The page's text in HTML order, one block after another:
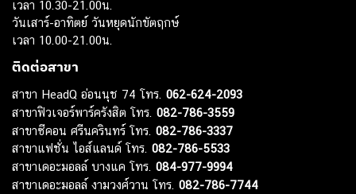
เวลา 10.30-21.00น.
วันเสาร์-อาทิตย์ วันหยุดนักขัตฤกษ์
เวลา 10.00-21.00น.
ติดต่อสาขา
สาขา HeadQ อ่อนนุช 74 โทร. 062-624-2093
สาขาฟิวเจอร์พาร์ครังสิต โทร. 082-786-3559
สาขาซีคอน ศรีนครินทร์ โทร. 082-786-3337
สาขาแฟชั่น ไอส์แลนด์ โทร. 082-786-5533
สาขาเดอะมอลล์ บางแค โทร. 084-977-9994
สาขาเดอะมอลล์ งามวงศ์วาน โทร. 082-786-7744